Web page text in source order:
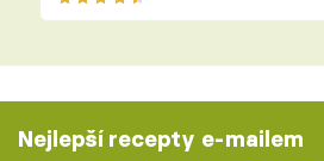
Nejlepší recepty e-mailem